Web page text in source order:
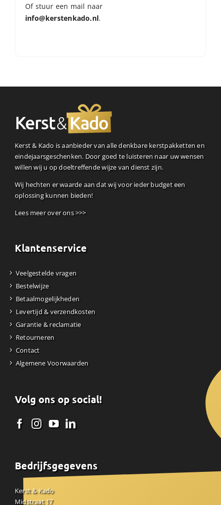
Of stuur een mail naar
info@kerstenkado.nl.
Kerst & Kado is aanbieder van alle denkbare kerstpakketten en
eindejaarsgeschenken. Door goed te luisteren naar uw wensen
willen wij u op doeltreffende wijze van dienst zijn.
Wij hechten er waarde aan dat wij voor ieder budget een
oplossing kunnen bieden!
Lees meer over ons >>>
Klantenservice
Veelgestelde vragen
Bestelwijze
Betaalmogelijkheden
Levertijd & verzendkosten
Garantie & reclamatie
Retourneren
Contact
Algemene Voorwaarden
Volg ons op social!
Bedrijfsgegevens
Kerst & Kado
Midstraat 17